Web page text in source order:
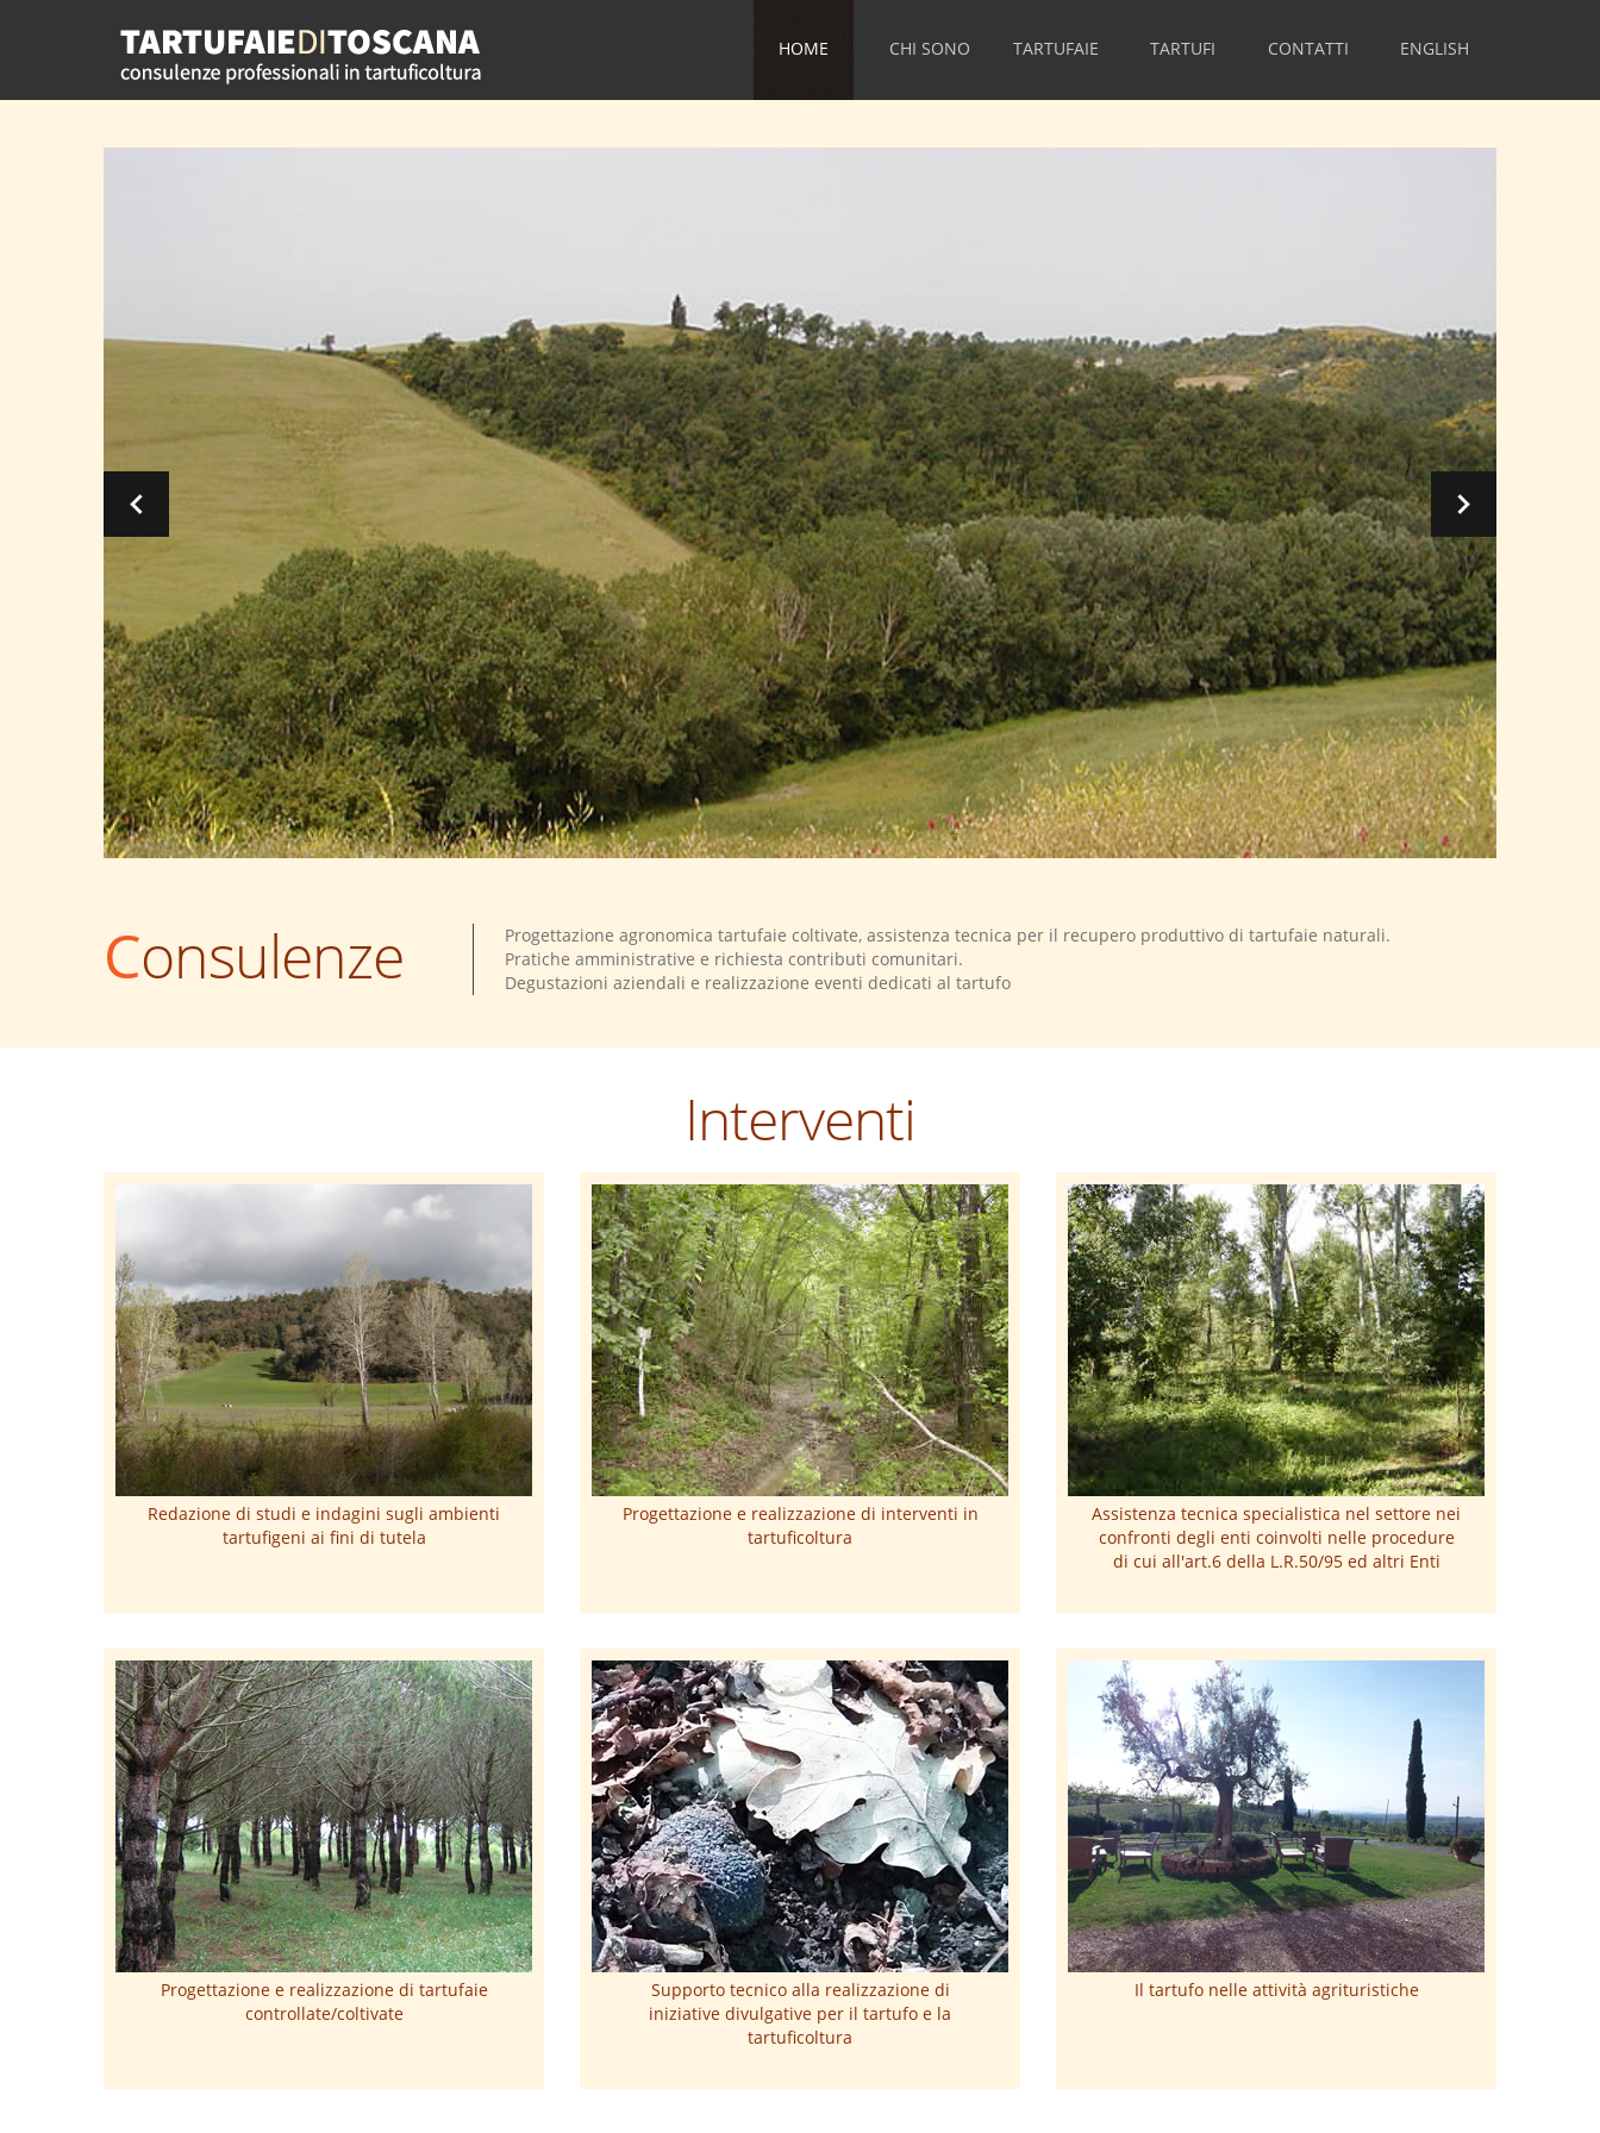
HOME CHI SONO TARTUFAIE TARTUFI CONTATTI ENGLISH
Consulenze
Progettazione agronomica tartufaie coltivate, assistenza tecnica per il recupero produttivo di tartufaie naturali.
Pratiche amministrative e richiesta contributi comunitari.
Degustazioni aziendali e realizzazione eventi dedicati al tartufo
Interventi
Redazione di studi e indagini sugli ambienti
tartufigeni ai fini di tutela
Progettazione e realizzazione di interventi in
tartuficoltura
Assistenza tecnica specialistica nel settore nei
confronti degli enti coinvolti nelle procedure
di cui all'art.6 della L.R.50/95 ed altri Enti
Progettazione e realizzazione di tartufaie
controllate/coltivate
Supporto tecnico alla realizzazione di
iniziative divulgative per il tartufo e la
tartuficoltura
Il tartufo nelle attività agrituristiche